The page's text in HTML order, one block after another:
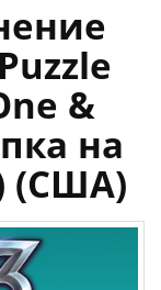
&
на
(США)